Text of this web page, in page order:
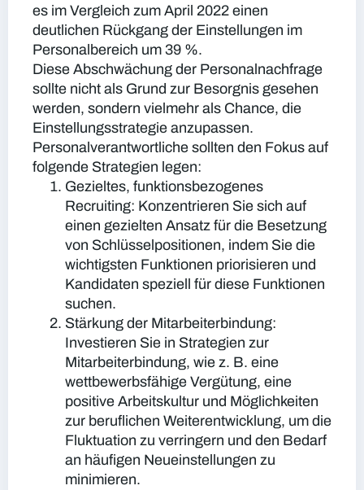
es im Vergleich zum April 2022 einen
deutlichen Rückgang der Einstellungen im
Personalbereich um 39 %.
Diese Abschwächung der Personalnachfrage
sollte nicht als Grund zur Besorgnis gesehen
werden, sondern vielmehr als Chance, die
Einstellungsstrategie anzupassen.
Personalverantwortliche sollten den Fokus auf
folgende Strategien legen:
Gezieltes, funktionsbezogenes
Recruiting: Konzentrieren Sie sich auf
einen gezielten Ansatz für die Besetzung
von Schlüsselpositionen, indem Sie die
wichtigsten Funktionen priorisieren und
Kandidaten speziell für diese Funktionen
suchen.
Stärkung der Mitarbeiterbindung:
Investieren Sie in Strategien zur
Mitarbeiterbindung, wie z. B. eine
wettbewerbsfähige Vergütung, eine
positive Arbeitskultur und Möglichkeiten
zur beruflichen Weiterentwicklung, um die
Fluktuation zu verringern und den Bedarf
an häufigen Neueinstellungen zu
minimieren.